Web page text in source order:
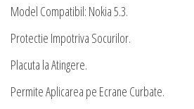
Model Compatibil: Nokia 5.3.
Protectie Impotriva Socurilor.
Placuta la Atingere.
Permite Aplicarea pe Ecrane Curbate.